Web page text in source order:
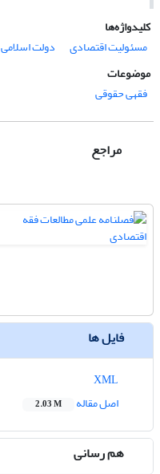
کلیدواژه‌ها
مسئولیت اقتصادی
دولت اسلامی
موضوعات
فقهی حقوقی
مراجع
فایل ها
اصل مقاله
2.03 M
هم رسانی